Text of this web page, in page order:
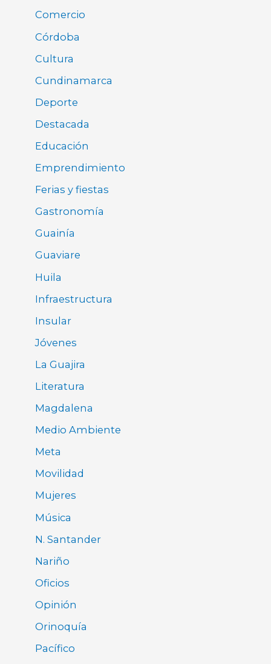
Comercio
Córdoba
Cultura
Cundinamarca
Deporte
Destacada
Educación
Emprendimiento
Ferias y fiestas
Gastronomía
Guainía
Guaviare
Huila
Infraestructura
Insular
Jóvenes
La Guajira
Literatura
Magdalena
Medio Ambiente
Meta
Movilidad
Mujeres
Música
N. Santander
Nariño
Oficios
Opinión
Orinoquía
Pacífico